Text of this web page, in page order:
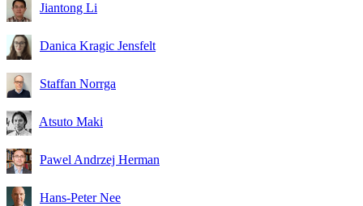
Jiantong Li
Danica Kragic Jensfelt
Staffan Norrga
Atsuto Maki
Pawel Andrzej Herman
Hans-Peter Nee